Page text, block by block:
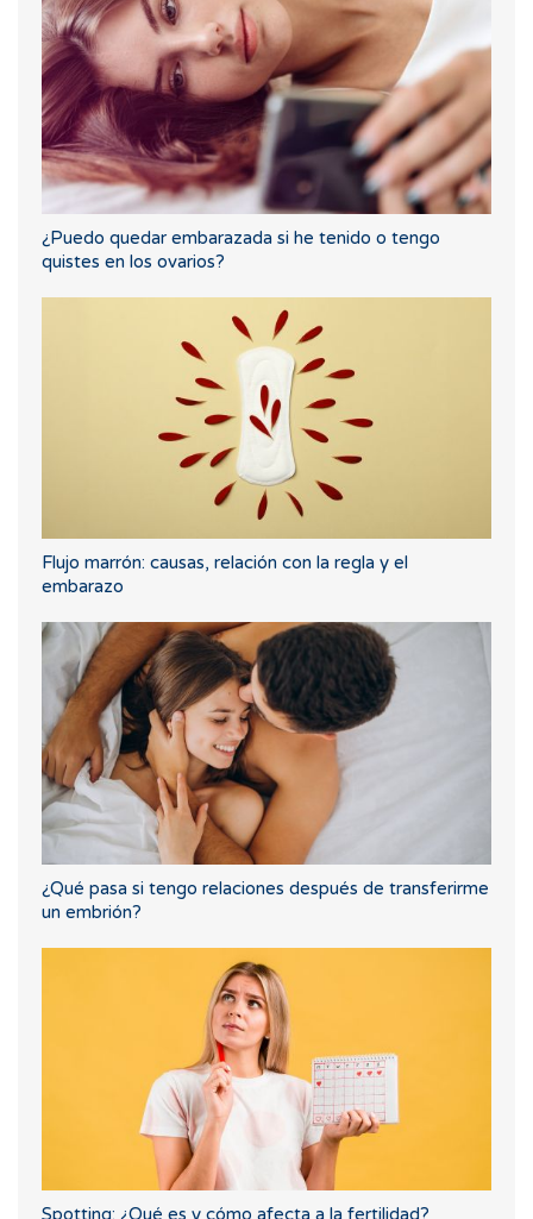
¿Puedo quedar embarazada si he tenido o tengo
quistes en los ovarios?
Flujo marrón: causas, relación con la regla y el
embarazo
¿Qué pasa si tengo relaciones después de transferirme
un embrión?
Spotting: ¿Qué es y cómo afecta a la fertilidad?